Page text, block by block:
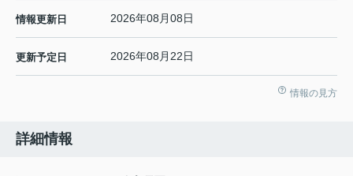
情報更新日 2026年08月08日
更新予定日 2026年08月22日
情報の見方
詳細情報